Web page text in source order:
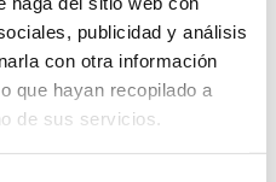
publicidad y análisis
con otra información
que hayan recopilado a
de sus servicios.